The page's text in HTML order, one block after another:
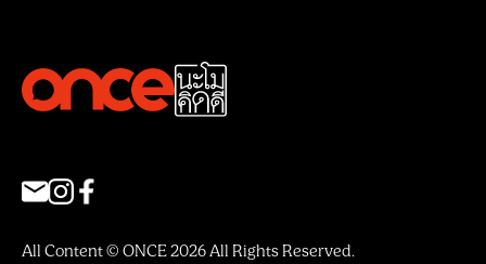
All Content © ONCE 2026 All Rights Reserved.